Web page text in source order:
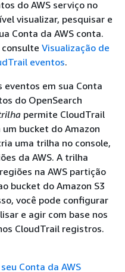
do AWS serviço no
visualizar, pesquisar e
Conta da AWS conta.
Visualização de
eventos.
em sua Conta
do OpenSearch
permite CloudTrail
bucket do Amazon
uma trilha no console,
da AWS. A trilha
na AWS partição
bucket do Amazon S3
você pode configurar
e agir com base nos
CloudTrail registros.
Conta da AWS